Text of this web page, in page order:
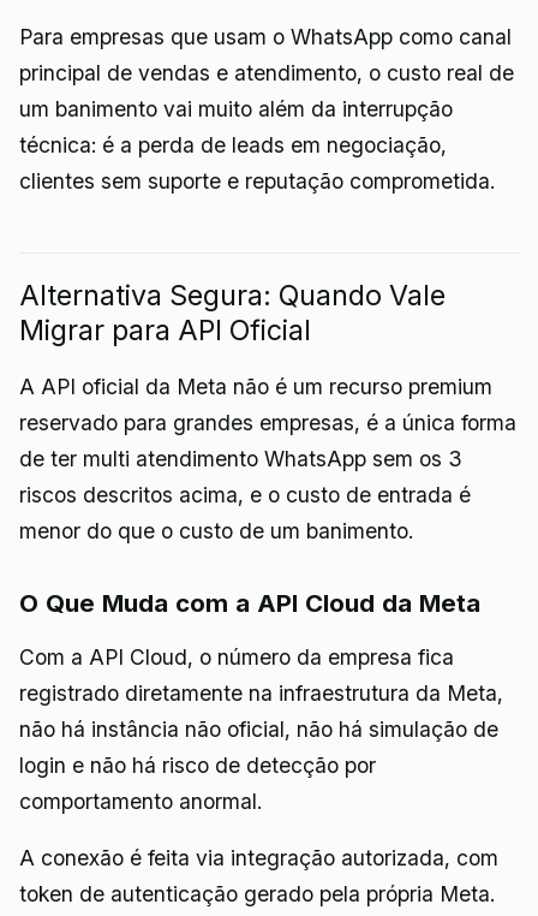
Para empresas que usam o WhatsApp como canal
principal de vendas e atendimento, o custo real de
um banimento vai muito além da interrupção
técnica: é a perda de leads em negociação,
clientes sem suporte e reputação comprometida.
Alternativa Segura: Quando Vale
Migrar para API Oficial
A API oficial da Meta não é um recurso premium
reservado para grandes empresas, é a única forma
de ter multi atendimento WhatsApp sem os 3
riscos descritos acima, e o custo de entrada é
menor do que o custo de um banimento.
O Que Muda com a API Cloud da Meta
Com a API Cloud, o número da empresa fica
registrado diretamente na infraestrutura da Meta,
não há instância não oficial, não há simulação de
login e não há risco de detecção por
comportamento anormal.
A conexão é feita via integração autorizada, com
token de autenticação gerado pela própria Meta.